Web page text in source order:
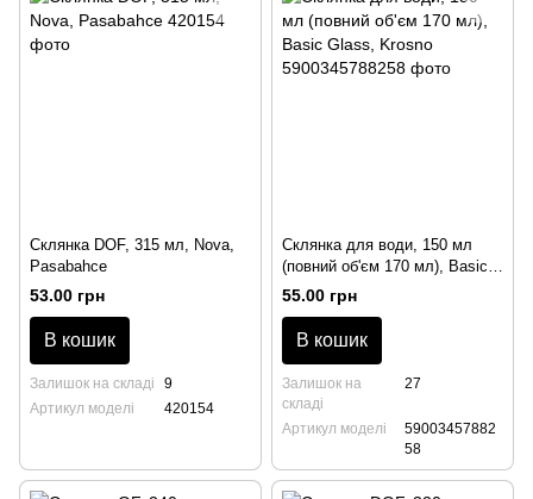
Склянка DOF, 315 мл, Nova,
Pasabahce
53.00 грн
В кошик
Залишок на складі
9
Артикул моделі
420154
Склянка для води, 150 мл
(повний об'єм 170 мл), Basic
Glass, Krosno
55.00 грн
В кошик
Залишок на
складі
27
Артикул моделі
59003457882
58